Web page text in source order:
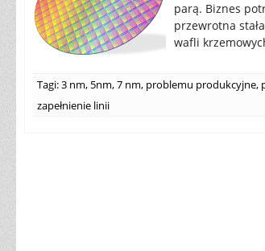
parą. Biznes
przewrotna
wafli
Tagi:3 nm, 5nm,7 nm, problemu produkcyjne,
zapełnienie linii